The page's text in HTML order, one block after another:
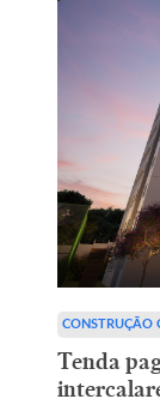
CONSTRUÇÃO
Tenda